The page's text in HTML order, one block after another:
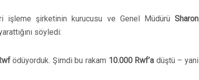
işleme şirketinin kurucusu ve Genel MüdürüSharon
söyledi:
ödüyorduk. Şimdi bu rakam 10.000 Rwf’a düştü – yani